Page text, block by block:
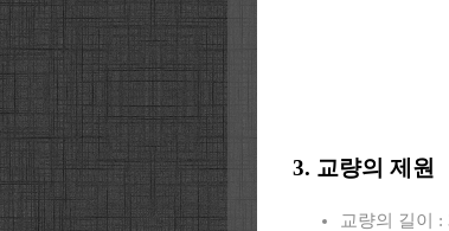
3. 교량의 제원
교량의 길이 :